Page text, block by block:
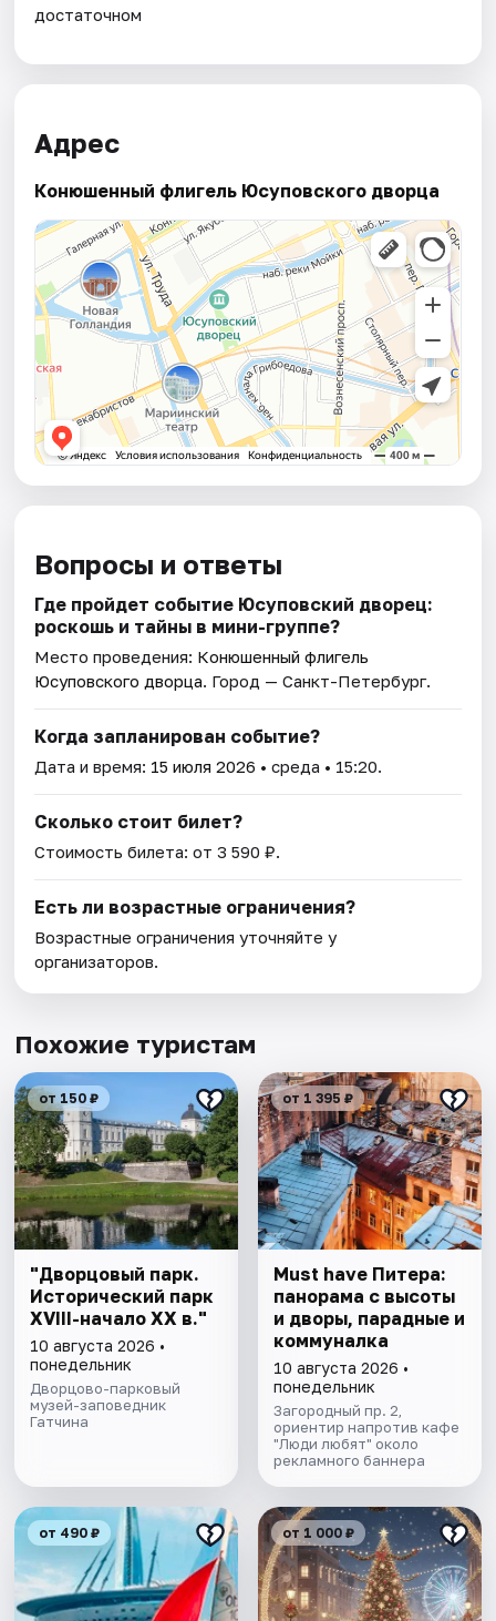
достаточном
Адрес
Конюшенный флигель Юсуповского дворца
Вопросы и ответы
Где пройдет событие Юсуповский дворец:
роскошь и тайны в мини-группе?
Место проведения: Конюшенный флигель
Юсуповского дворца. Город — Санкт-Петербург.
Когда запланирован событие?
Дата и время: 15 июля 2026 • среда • 15:20.
Сколько стоит билет?
Стоимость билета: от 3 590 ₽.
Есть ли возрастные ограничения?
Возрастные ограничения уточняйте у
организаторов.
Похожие туристам
от 150 ₽
"Дворцовый парк.
Исторический парк
XVIII-начало XX в."
10 августа 2026 •
понедельник
Дворцово-парковый
музей-заповедник
Гатчина
от 1 395 ₽
Must have Питера:
панорама с высоты
и дворы, парадные и
коммуналка
10 августа 2026 •
понедельник
Загородный пр. 2,
ориентир напротив кафе
"Люди любят" около
рекламного баннера
от 490 ₽ от 1 000 ₽